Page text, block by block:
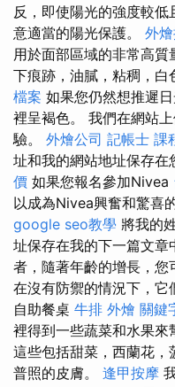
反，即使陽光的強度較
意適當的陽光保護。 外
用於面部區域的非常高
下痕跡，油膩，粘稠，白
檔案 如果您仍然想推遲
裡呈褐色。 我們在網站
驗。 外燴公司 記帳士 課
址和我的網站地址保存在
價 如果您報名參加Nivea
以成為Nivea興奮和驚喜
google seo教學 將我的
址保存在我的下一篇文章
者，隨著年齡的增長，您
在沒有防禦的情況下，
自助餐桌 牛排 外燴 關鍵
裡得到一些蔬菜和水果來
這些包括甜菜，西蘭花
普照的皮膚。 逢甲按摩